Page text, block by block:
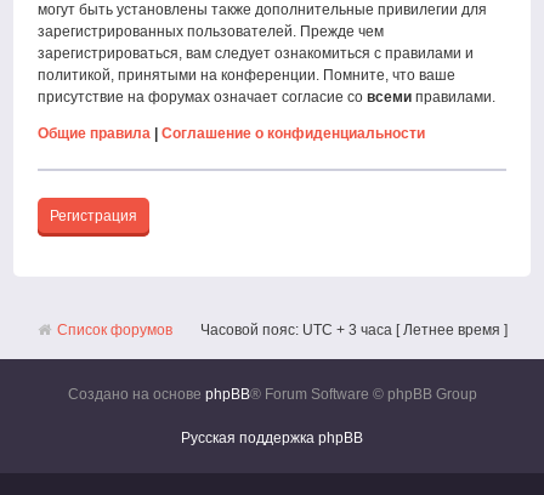
могут быть установлены также дополнительные привилегии для
зарегистрированных пользователей. Прежде чем
зарегистрироваться, вам следует ознакомиться с правилами и
политикой, принятыми на конференции. Помните, что ваше
присутствие на форумах означает согласие совсеми правилами.
Общие правила |Соглашение о конфиденциальности
Регистрация
Список форумов Часовой пояс: UTC + 3 часа [ Летнее время ]
Создано на основе phpBB® Forum Software © phpBB Group
Русская поддержка phpBB